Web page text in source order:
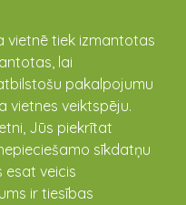
vietnē tiek izmantotas
lai
pakalpojumu
vietnes veiktspēju.
Jūs piekrītat
sīkdatņu
esat veicis
ir tiesības
pagasta
un